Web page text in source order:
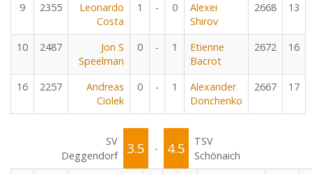
9 2355
Leonardo
Costa
1 - 0
Alexei
Shirov
2668 13
10 2487
Jon S
Speelman
0 - 1
Etienne
Bacrot
2672 16
16 2257
Andreas
Ciolek
0 - 1
Alexander
Donchenko
2667 17
SV
Deggendorf
3.5 - 4.5
TSV
Schönaich